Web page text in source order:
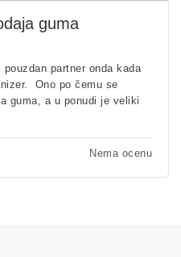
guma
partner onda kada
Ono po čemu se
guma, a u ponudi je veliki
Nema ocenu